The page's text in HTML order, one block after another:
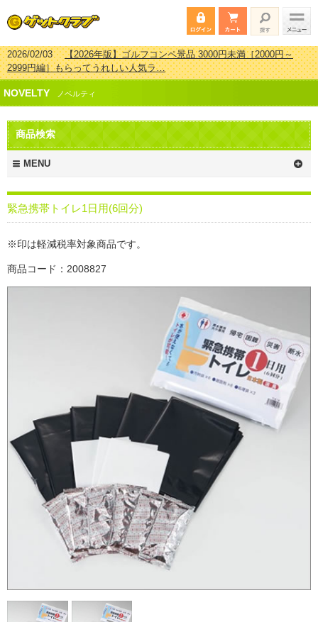
2999円編］もらってうれしい人気ラ…
2026/07/15【2026年版】ビンゴゲーム景品おすすめ金額別人気ランキ
ング 更新しました！
2026/04/03【2026年版】ゴルフコンペ景品 3000円未満［2000円～
2999円編］もらってうれしい人気ラ…
2026/02/16【2026年版】結婚式の二次会で貰って嬉しい景品とは？ 更
新しました！
NOVELTY ノベルティ
商品検索
MENU
緊急携帯トイレ1日用(6回分)
※印は軽減税率対象商品です。
商品コード：2008827